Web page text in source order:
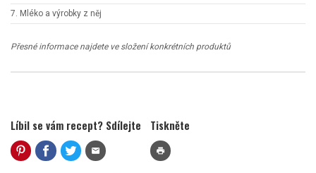
7. Mléko a výrobky z něj
Přesné informace najdete ve složení konkrétních produktů
Líbil se vám recept? Sdílejte
mail
Tiskněte
print